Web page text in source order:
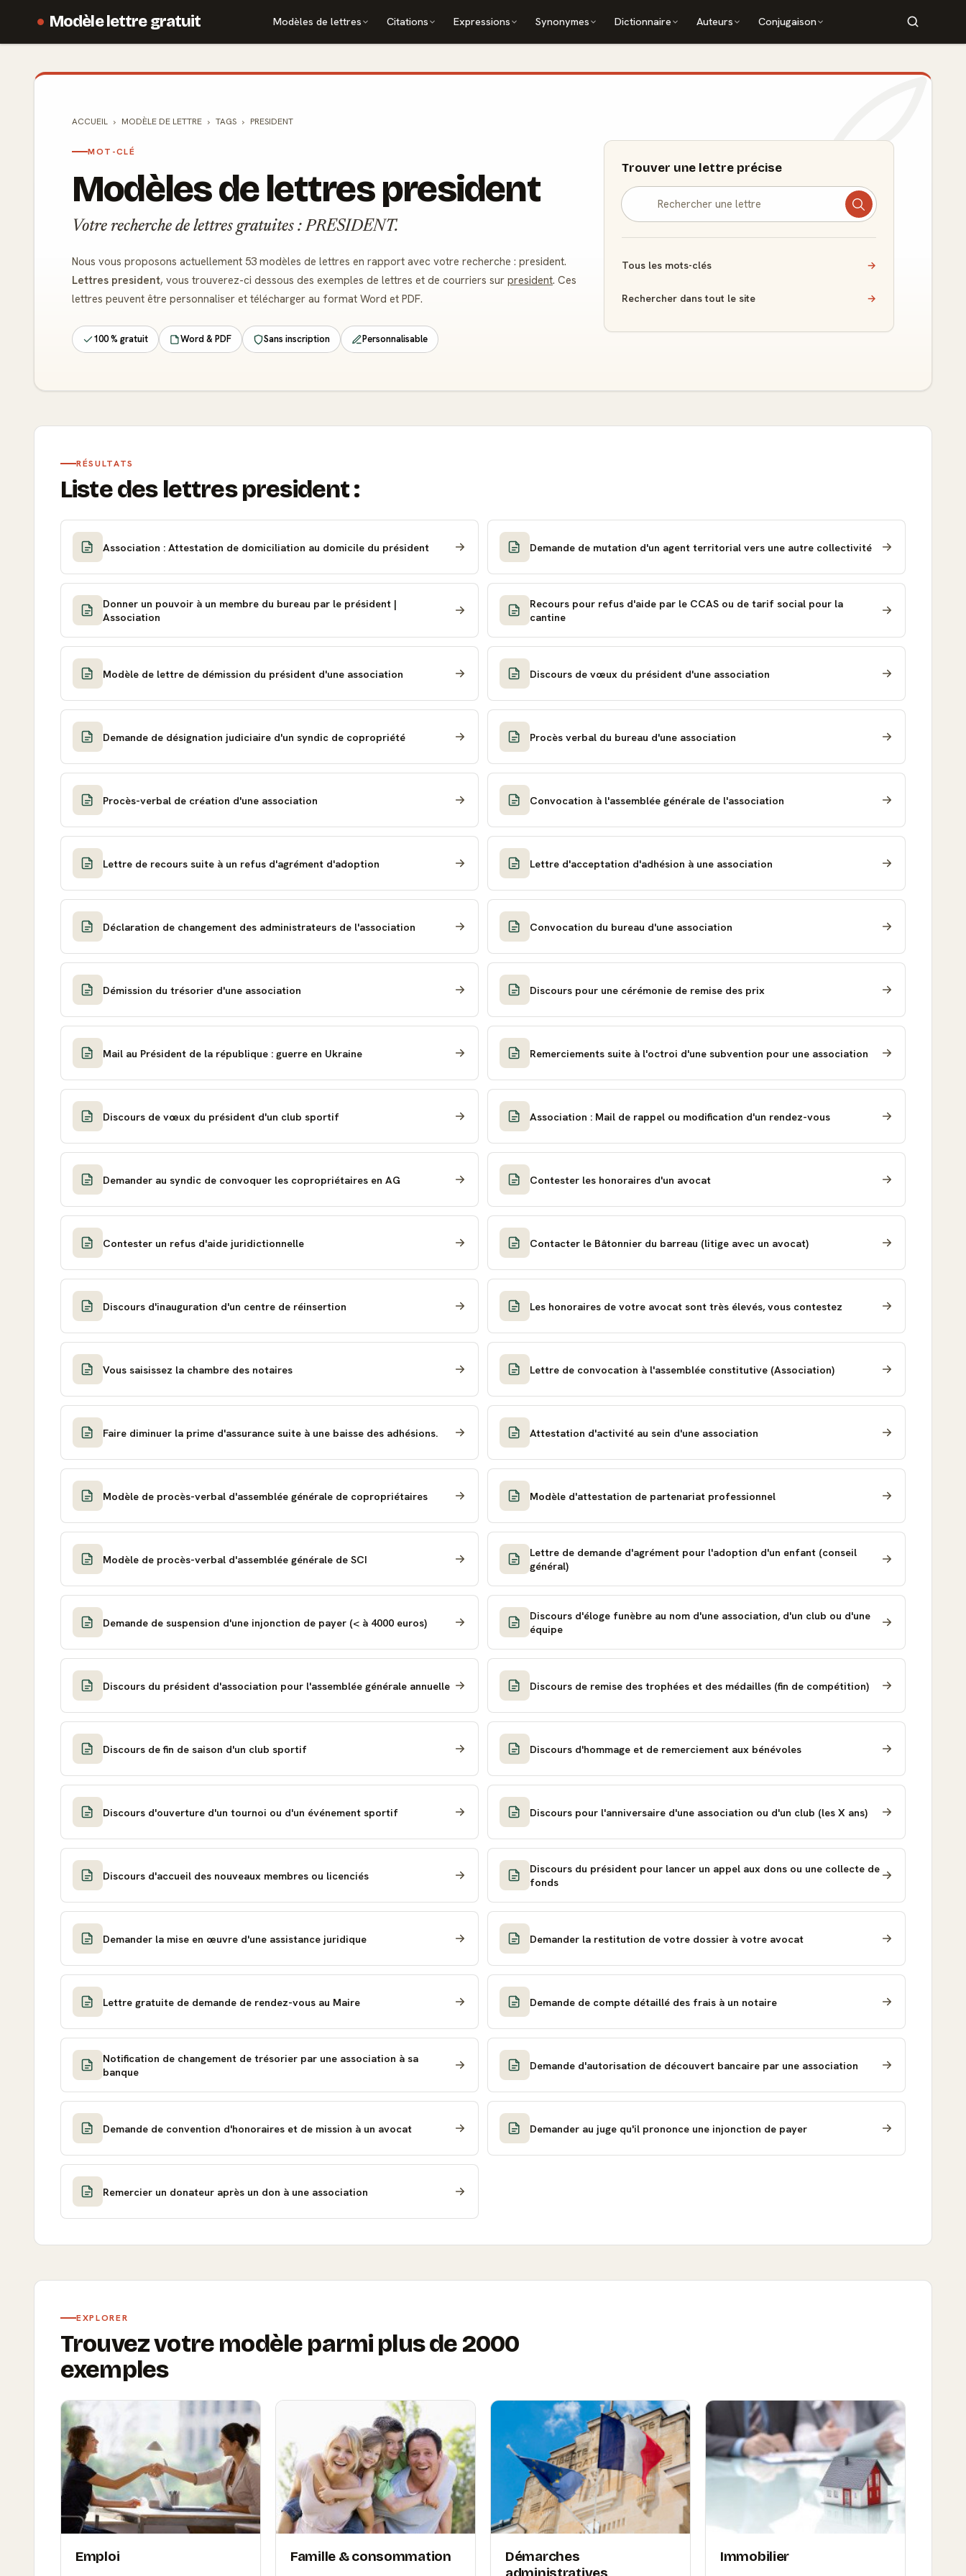
Modèle lettre gratuit Modèles de lettres Citations Expressions Synonymes Dictionnaire Auteurs Conjugaison
ACCUEIL MODÈLE DE LETTRE TAGS PRESIDENT
MOT-CLÉ
Modèles de lettres president
Votre recherche de lettres gratuites : PRESIDENT.
Nous vous proposons actuellement 53 modèles de lettres en rapport avec votre recherche : president.
Lettres president, vous trouverez-ci dessous des exemples de lettres et de courriers sur president. Ces
lettres peuvent être personnaliser et télécharger au format Word et PDF.
100 % gratuit Word & PDF Sans inscription Personnalisable
Trouver une lettre précise
Tous les mots-clés →
Rechercher dans tout le site →
RÉSULTATS
Liste des lettres president :
Association : Attestation de domiciliation au domicile du président Demande de mutation d'un agent territorial vers une autre collectivité
Donner un pouvoir à un membre du bureau par le président |
Association
Recours pour refus d'aide par le CCAS ou de tarif social pour la
cantine
Modèle de lettre de démission du président d'une association Discours de vœux du président d'une association
Demande de désignation judiciaire d'un syndic de copropriété Procès verbal du bureau d'une association
Procès-verbal de création d'une association Convocation à l'assemblée générale de l'association
Lettre de recours suite à un refus d'agrément d'adoption Lettre d'acceptation d'adhésion à une association
Déclaration de changement des administrateurs de l'association Convocation du bureau d'une association
Démission du trésorier d'une association Discours pour une cérémonie de remise des prix
Mail au Président de la république : guerre en Ukraine Remerciements suite à l'octroi d'une subvention pour une association
Discours de vœux du président d'un club sportif Association : Mail de rappel ou modification d'un rendez-vous
Demander au syndic de convoquer les copropriétaires en AG Contester les honoraires d'un avocat
Contester un refus d'aide juridictionnelle Contacter le Bâtonnier du barreau (litige avec un avocat)
Discours d'inauguration d'un centre de réinsertion Les honoraires de votre avocat sont très élevés, vous contestez
Vous saisissez la chambre des notaires Lettre de convocation à l'assemblée constitutive (Association)
Faire diminuer la prime d'assurance suite à une baisse des adhésions. Attestation d'activité au sein d'une association
Modèle de procès-verbal d'assemblée générale de copropriétaires Modèle d'attestation de partenariat professionnel
Modèle de procès-verbal d'assemblée générale de SCI
Lettre de demande d'agrément pour l'adoption d'un enfant (conseil
général)
Demande de suspension d'une injonction de payer (< à 4000 euros)
Discours d'éloge funèbre au nom d'une association, d'un club ou d'une
équipe
Discours du président d'association pour l'assemblée générale annuelle Discours de remise des trophées et des médailles (fin de compétition)
Discours de fin de saison d'un club sportif Discours d'hommage et de remerciement aux bénévoles
Discours d'ouverture d'un tournoi ou d'un événement sportif Discours pour l'anniversaire d'une association ou d'un club (les X ans)
Discours d'accueil des nouveaux membres ou licenciés
Discours du président pour lancer un appel aux dons ou une collecte de
fonds
Demander la mise en œuvre d'une assistance juridique Demander la restitution de votre dossier à votre avocat
Lettre gratuite de demande de rendez-vous au Maire Demande de compte détaillé des frais à un notaire
Notification de changement de trésorier par une association à sa
banque
Demande d'autorisation de découvert bancaire par une association
Demande de convention d'honoraires et de mission à un avocat Demander au juge qu'il prononce une injonction de payer
Remercier un donateur après un don à une association
EXPLORER
Trouvez votre modèle parmi plus de 2000
exemples
Emploi Famille & consommation
Démarches
administratives
Immobilier